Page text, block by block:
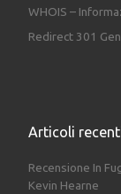
WHOIS –
Redirect 301
Articoli
Recensione In
Kevin Hearne